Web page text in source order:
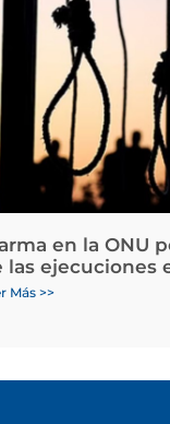
en la ONU
las ejecuciones
Más >>